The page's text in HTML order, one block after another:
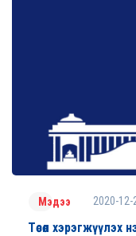
Мэдээ 2020-12-
Төсөл